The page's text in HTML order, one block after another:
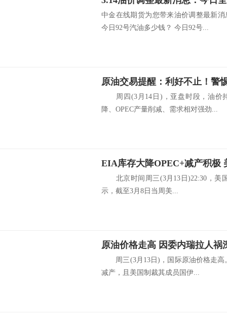
中金在线期货为您带来油价调整最新
今日92号汽油多少钱？ 今日92号...
原油交易提醒：利好不止！警
周四(3月14日)，亚盘时段，油价
降、OPEC产量削减、需求相对强劲...
北京时间周三(3月13日)22:30，美
示，截至3月8日当周美...
原油价格走高 因委内瑞拉人祸
周三(3月13日)，国际原油价格走高
减产，且美国制裁其成员国伊...